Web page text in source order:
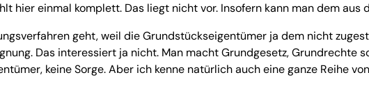
hier einmal komplett. Das liegt nicht vor. Insofern kann man dem aus
geht, weil die Grundstückseigentümer ja dem nicht
Das interessiert ja nicht. Man macht Grundgesetz, Grundrechte
keine Sorge. Aber ich kenne natürlich auch eine ganze Reihe